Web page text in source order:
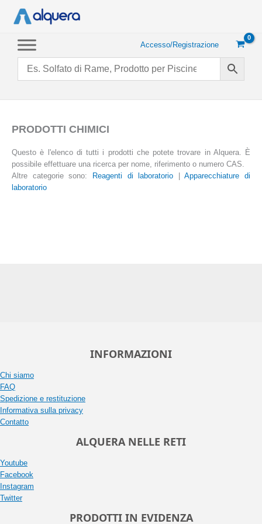
Accesso/Registrazione
PRODOTTI CHIMICI
Questo è l'elenco di tutti i prodotti che potete trovare in Alquera. È
possibile effettuare una ricerca per nome, riferimento o numero CAS.
Altre categorie sono:
Reagenti di laboratorio |Apparecchiature di
laboratorio
INFORMAZIONI
Chi siamo
FAQ
Spedizione e restituzione
Informativa sulla privacy
Contatto
ALQUERA NELLE RETI
Youtube
Facebook
Instagram
Twitter
PRODOTTI IN EVIDENZA